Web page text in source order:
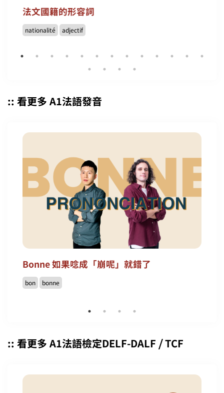
法文國籍的形容詞
nationalité adjectif
:: 看更多 A1法語發音
Bonne 如果唸成「崩呢」就錯了
bon bonne
:: 看更多 A1法語檢定DELF-DALF ⧸ TCF